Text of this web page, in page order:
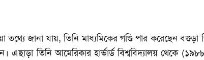
তথ্যে জানা যায়, তিনি মাধ্যমিকের গণ্ডি পার করেছেন
এছাড়া তিনি আমেরিকার হার্ভার্ড বিশ্ববিদ্যালয় থেকে